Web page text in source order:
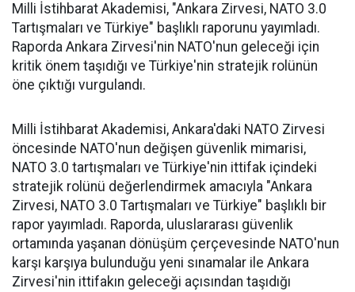
Milli İstihbarat Akademisi, "Ankara Zirvesi, NATO 3.0
Tartışmaları ve Türkiye" başlıklı raporunu yayımladı.
Raporda Ankara Zirvesi'nin NATO'nun geleceği için
kritik önem taşıdığı ve Türkiye'nin stratejik rolünün
öne çıktığı vurgulandı.
Milli İstihbarat Akademisi, Ankara'daki NATO Zirvesi
öncesinde NATO'nun değişen güvenlik mimarisi,
NATO 3.0 tartışmaları ve Türkiye'nin ittifak içindeki
stratejik rolünü değerlendirmek amacıyla "Ankara
Zirvesi, NATO 3.0 Tartışmaları ve Türkiye" başlıklı bir
rapor yayımladı. Raporda, uluslararası güvenlik
ortamında yaşanan dönüşüm çerçevesinde NATO'nun
karşı karşıya bulunduğu yeni sınamalar ile Ankara
Zirvesi'nin ittifakın geleceği açısından taşıdığı